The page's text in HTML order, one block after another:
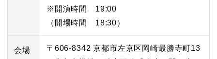
※開演時間 19:00
（開場時間 18:30）
会場
〒606-8342 京都市左京区岡崎最勝寺町13